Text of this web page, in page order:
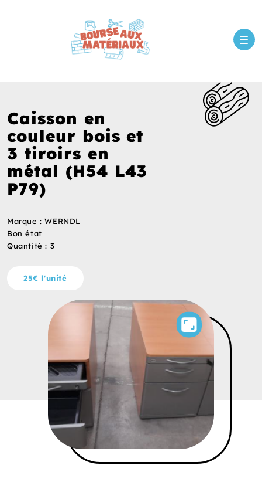
Caisson en
couleur bois et
3 tiroirs en
métal (H54 L43
P79)
Marque : WERNDL
Bon état
Quantité : 3
25€ l'unité